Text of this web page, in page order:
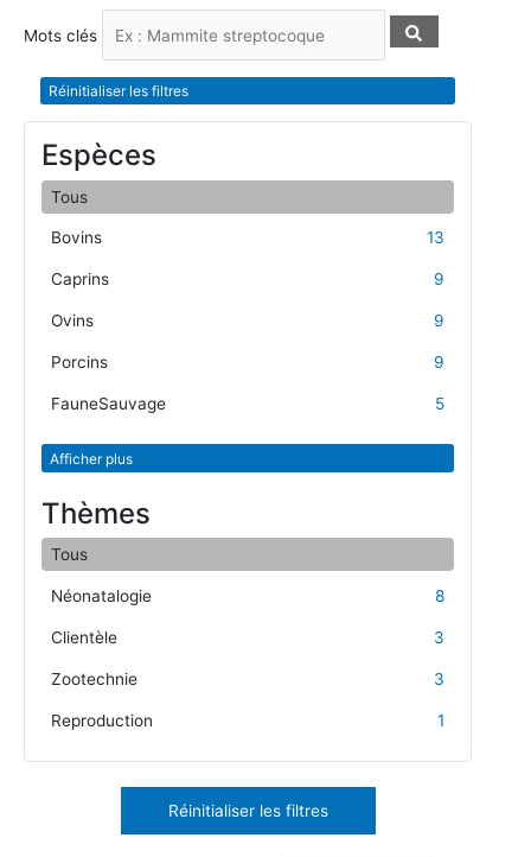
Mots clés
Réinitialiser les filtres
Espèces
Tous
Bovins 13
Caprins 9
Ovins 9
Porcins 9
FauneSauvage 5
Afficher plus
Thèmes
Tous
Néonatalogie 8
Clientèle 3
Zootechnie 3
Reproduction 1
Réinitialiser les filtres